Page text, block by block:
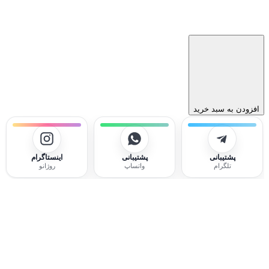
افزودن به سبد خرید
پشتیبانی
تلگرام
پشتیبانی
واتساپ
اینستاگرام
روژانو